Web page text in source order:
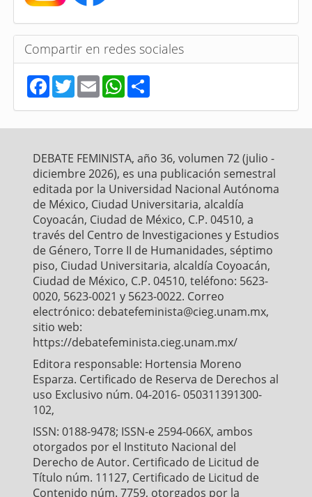
Compartir en redes sociales
F
a
c
e
b
k
T
w
t
t
E
m
a
i
l
W
h
a
t
s
p
S
h
r
e
DEBATE FEMINISTA, año 36, volumen 72 (julio -
diciembre 2026), es una publicación semestral
editada por la Universidad Nacional Autónoma
de México, Ciudad Universitaria, alcaldía
Coyoacán, Ciudad de México, C.P. 04510, a
través del Centro de Investigaciones y Estudios
de Género, Torre II de Humanidades, séptimo
piso, Ciudad Universitaria, alcaldía Coyoacán,
Ciudad de México, C.P. 04510, teléfono: 5623-
0020, 5623-0021 y 5623-0022. Correo
electrónico: debatefeminista@cieg.unam.mx,
sitio web:
https://debatefeminista.cieg.unam.mx/
Editora responsable: Hortensia Moreno
Esparza. Certificado de Reserva de Derechos al
uso Exclusivo núm. 04-2016- 050311391300-
102,
ISSN: 0188-9478; ISSN-e 2594-066X, ambos
otorgados por el Instituto Nacional del
Derecho de Autor. Certificado de Licitud de
Título núm. 11127, Certificado de Licitud de
Contenido núm. 7759, otorgados por la